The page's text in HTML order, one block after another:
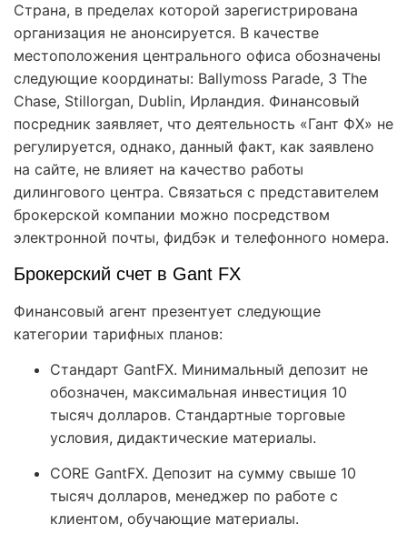
Страна, в пределах которой зарегистрирована
организация не анонсируется. В качестве
местоположения центрального офиса обозначены
следующие координаты: Ballymoss Parade, 3 The
Chase, Stillorgan, Dublin, Ирландия. Финансовый
посредник заявляет, что деятельность «Гант ФХ» не
регулируется, однако, данный факт, как заявлено
на сайте, не влияет на качество работы
дилингового центра. Связаться с представителем
брокерской компании можно посредством
электронной почты, фидбэк и телефонного номера.
Брокерский счет в Gant FX
Финансовый агент презентует следующие
категории тарифных планов:
Стандарт GantFX. Минимальный депозит не
обозначен, максимальная инвестиция 10
тысяч долларов. Стандартные торговые
условия, дидактические материалы.
CORE GantFX. Депозит на сумму свыше 10
тысяч долларов, менеджер по работе с
клиентом, обучающие материалы.